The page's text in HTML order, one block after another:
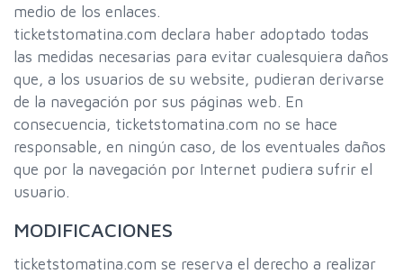
medio de los enlaces.
ticketstomatina.com declara haber adoptado todas
las medidas necesarias para evitar cualesquiera daños
que, a los usuarios de su website, pudieran derivarse
de la navegación por sus páginas web. En
consecuencia, ticketstomatina.com no se hace
responsable, en ningún caso, de los eventuales daños
que por la navegación por Internet pudiera sufrir el
usuario.
MODIFICACIONES
ticketstomatina.com se reserva el derecho a realizar